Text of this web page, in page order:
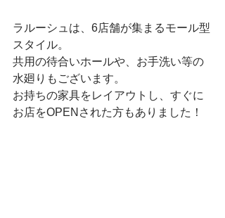
ラルーシュは、6店舗が集まるモール型
スタイル。
共用の待合いホールや、お手洗い等の
水廻りもございます。
お持ちの家具をレイアウトし、すぐに
お店をOPENされた方もありました！